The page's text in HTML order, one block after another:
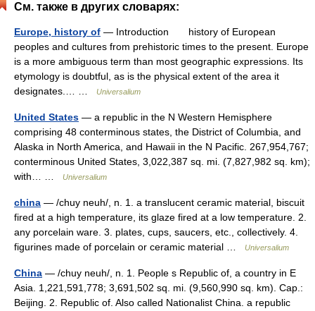
См. также в других словарях:
Europe, history of — Introduction history of European
peoples and cultures from prehistoric times to the present. Europe
is a more ambiguous term than most geographic expressions. Its
etymology is doubtful, as is the physical extent of the area it
designates.… …
Universalium
United States — a republic in the N Western Hemisphere
comprising 48 conterminous states, the District of Columbia, and
Alaska in North America, and Hawaii in the N Pacific. 267,954,767;
conterminous United States, 3,022,387 sq. mi. (7,827,982 sq. km);
with… …
Universalium
china — /chuy neuh/, n. 1. a translucent ceramic material, biscuit
fired at a high temperature, its glaze fired at a low temperature. 2.
any porcelain ware. 3. plates, cups, saucers, etc., collectively. 4.
figurines made of porcelain or ceramic material …
Universalium
China — /chuy neuh/, n. 1. People s Republic of, a country in E
Asia. 1,221,591,778; 3,691,502 sq. mi. (9,560,990 sq. km). Cap.:
Beijing. 2. Republic of. Also called Nationalist China. a republic